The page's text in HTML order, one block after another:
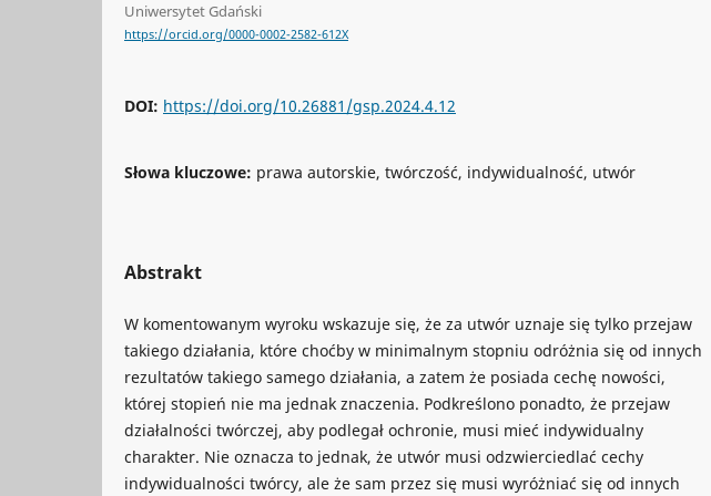
Uniwersytet Gdański
https://orcid.org/0000-0002-2582-612X
DOI: https://doi.org/10.26881/gsp.2024.4.12
Słowa kluczowe: prawa autorskie, twórczość, indywidualność, utwór
Abstrakt
W komentowanym wyroku wskazuje się, że za utwór uznaje się tylko przejaw
takiego działania, które choćby w minimalnym stopniu odróżnia się od innych
rezultatów takiego samego działania, a zatem że posiada cechę nowości,
której stopień nie ma jednak znaczenia. Podkreślono ponadto, że przejaw
działalności twórczej, aby podlegał ochronie, musi mieć indywidualny
charakter. Nie oznacza to jednak, że utwór musi odzwierciedlać cechy
indywidualności twórcy, ale że sam przez się musi wyróżniać się od innych